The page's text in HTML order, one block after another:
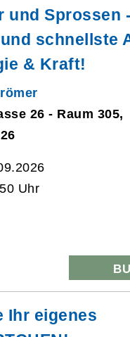
und Sprossen
schnellste
& Kraft!
26 - Raum 305,
Uhr
Ihr eigenes